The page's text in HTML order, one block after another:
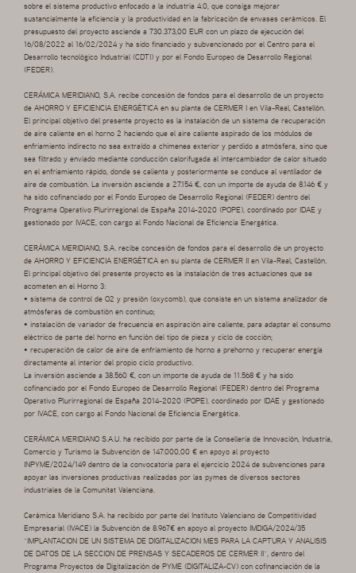
sobre el sistema productivo enfocado a la industria 4.0, que consiga mejorar
sustancialmente la eficiencia y la productividad en la fabricación de envases cerámicos. El
presupuesto del proyecto asciende a 730.373,00 EUR con un plazo de ejecución del
16/08/2022 al 16/02/2024 y ha sido financiado y subvencionado por el Centro para el
Desarrollo tecnológico Industrial (CDTI) y por el Fondo Europeo de Desarrollo Regional
(FEDER).
CERÁMICA MERIDIANO, S.A. recibe concesión de fondos para el desarrollo de un proyecto
de AHORRO Y EFICIENCIA ENERGÉTICA en su planta de CERMER I en Vila-Real, Castellón.
El principal objetivo del presente proyecto es la instalación de un sistema de recuperación
de aire caliente en el horno 2 haciendo que el aire caliente aspirado de los módulos de
enfriamiento indirecto no sea extraído a chimenea exterior y perdido a atmósfera, sino que
sea filtrado y enviado mediante conducción calorifugada al intercambiador de calor situado
en el enfriamiento rápido, donde se calienta y posteriormente se conduce al ventilador de
aire de combustión. La inversión asciende a 27.154 €, con un importe de ayuda de 8.146 € y
ha sido cofinanciado por el Fondo Europeo de Desarrollo Regional (FEDER) dentro del
Programa Operativo Plurirregional de España 2014-2020 (POPE), coordinado por IDAE y
gestionado por IVACE, con cargo al Fondo Nacional de Eficiencia Energética.
CERÁMICA MERIDIANO, S.A. recibe concesión de fondos para el desarrollo de un proyecto
de AHORRO Y EFICIENCIA ENERGÉTICA en su planta de CERMER II en Vila-Real, Castellón.
El principal objetivo del presente proyecto es la instalación de tres actuaciones que se
acometen en el Horno 3:
• sistema de control de O2 y presión (oxycomb), que consiste en un sistema analizador de
atmósferas de combustión en continuo;
• instalación de variador de frecuencia en aspiración aire caliente, para adaptar el consumo
eléctrico de parte del horno en función del tipo de pieza y ciclo de cocción;
• recuperación de calor de aire de enfriamiento de horno a prehorno y recuperar energía
directamente al interior del propio ciclo productivo.
La inversión asciende a 38.560 €, con un importe de ayuda de 11.568 € y ha sido
cofinanciado por el Fondo Europeo de Desarrollo Regional (FEDER) dentro del Programa
Operativo Plurirregional de España 2014-2020 (POPE), coordinado por IDAE y gestionado
por IVACE, con cargo al Fondo Nacional de Eficiencia Energética.
CERÁMICA MERIDIANO S.A.U. ha recibido por parte de la Conselleria de Innovación, Industria,
Comercio y Turismo la Subvención de 147.000,00 € en apoyo al proyecto
INPYME/2024/149 dentro de la convocatoria para el ejercicio 2024 de subvenciones para
apoyar las inversiones productivas realizadas por las pymes de diversos sectores
industriales de la Comunitat Valenciana.
Cerámica Meridiano S.A. ha recibido por parte del Instituto Valenciano de Competitividad
Empresarial (IVACE) la Subvención de 8.967€ en apoyo al proyecto IMDIGA/2024/35
“IMPLANTACION DE UN SISTEMA DE DIGITALIZACION MES PARA LA CAPTURA Y ANALISIS
DE DATOS DE LA SECCION DE PRENSAS Y SECADEROS DE CERMER II”, dentro del
Programa Proyectos de Digitalización de PYME (DIGITALIZA-CV) con cofinanciación de la